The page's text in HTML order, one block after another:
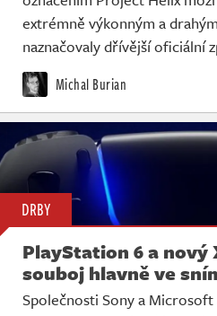
extrémně výkonným a
naznačovaly dřívější oficiální
Michal Burian
DRBY
PlayStation 6 a nový
souboj hlavně ve
Společnosti Sony a